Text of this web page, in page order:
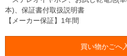
本)、保証書付取扱説明書
【メーカー保証】1年間